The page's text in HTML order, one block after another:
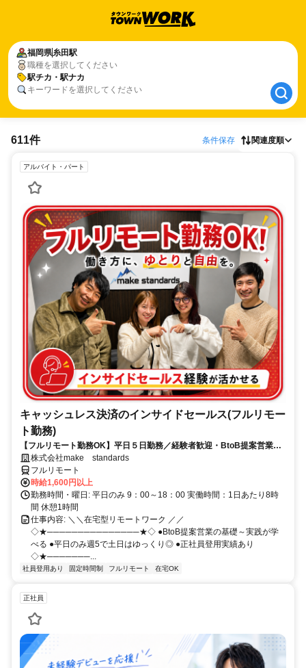
福岡県糸田駅
職種を選択してください
駅チカ・駅ナカ
キーワードを選択してください
福岡県糸田駅
駅チカ・駅ナカ
611件 条件保存 関連度順
アルバイト・パート
キャッシュレス決済のインサイドセールス(フルリモー
ト勤務)
【フルリモート勤務OK】平日５日勤務／経験者歓迎・BtoB提案営業で
スキルアップ
株式会社make standards
フルリモート
時給1,600円以上
勤務時間・曜日: 平日のみ 9：00～18：00 実働時間：1日あたり8時
間 休憩1時間
仕事内容: ＼＼在宅型リモートワーク ／／
◇★───────────────★◇ ●BtoB提案営業の基礎～実践が学
べる ●平日のみ週5で土日はゆっくり◎ ●正社員登用実績あり
◇★───────...
社員登用あり 固定時間制 フルリモート 在宅OK
正社員